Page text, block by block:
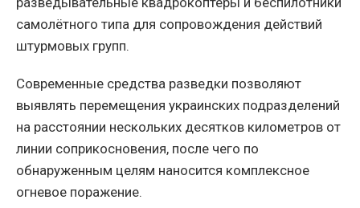
самолётного типа для сопровождения действий
штурмовых групп.
Современные средства разведки позволяют
выявлять перемещения украинских подразделений
на расстоянии нескольких десятков километров от
линии соприкосновения, после чего по
обнаруженным целям наносится комплексное
огневое поражение.